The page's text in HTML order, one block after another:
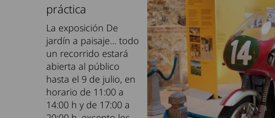
práctica
La exposición De
jardín a paisaje… todo
un recorrido estará
abierta al público
hasta el 9 de julio, en
horario de 11:00 a
14:00 h y de 17:00 a